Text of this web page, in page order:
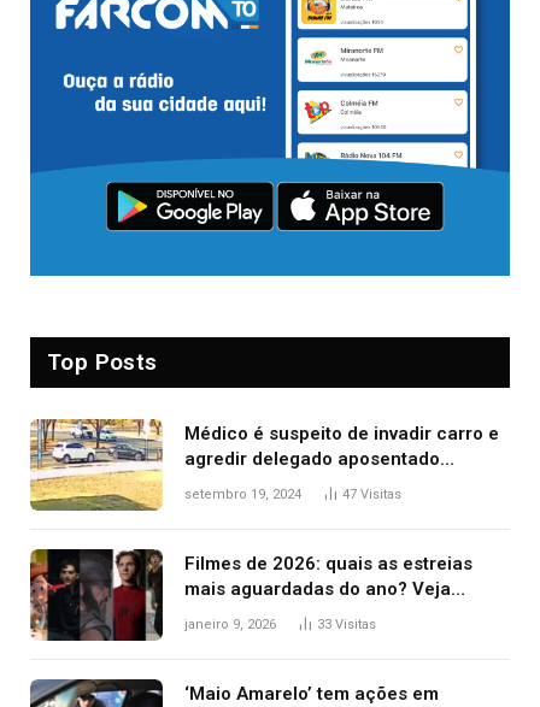
Top Posts
Médico é suspeito de invadir carro e
agredir delegado aposentado
durante confusão no trânsito
setembro 19, 2024 47 Visitas
Filmes de 2026: quais as estreias
mais aguardadas do ano? Veja
principais lançamentos do cinema
janeiro 9, 2026 33 Visitas
‘Maio Amarelo’ tem ações em